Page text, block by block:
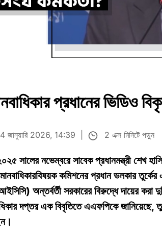
প্রধানের ভিডিও
4 জানুয়ারি 2026, 14:39 2 এক্স মিনিটে পড়ুন
সালের নভেম্বরে সাবেক প্রধানমন্ত্রী শেখ
কমিশনের প্রধান ভলকার
অন্তর্বর্তী সরকারের বিরুদ্ধে দায়ের করা
দপ্তর এক বিবৃতিতে এএফপিকে